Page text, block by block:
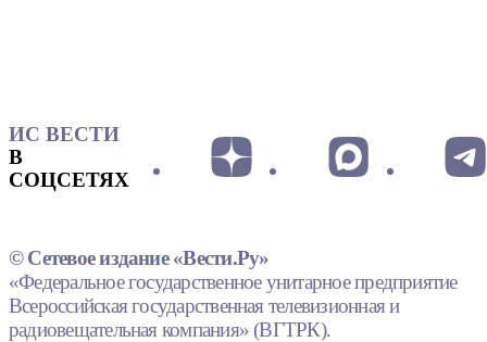
ИС ВЕСТИ
В
СОЦСЕТЯХ
© Сетевое издание «Вести.Ру»
«Федеральное государственное унитарное предприятие
Всероссийская государственная телевизионная и
радиовещательная компания» (ВГТРК).